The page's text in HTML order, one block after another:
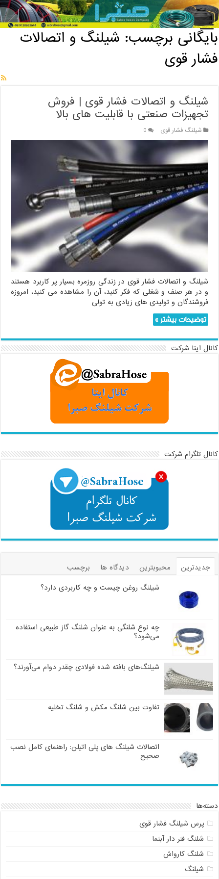
خانه / بایگانی برچسب: شیلنگ و اتصالات فشار قوی
بایگانی برچسب: شیلنگ و اتصالات
فشار قوی
شیلنگ و اتصالات فشار قوی | فروش
تجهیزات صنعتی با قابلیت های بالا
شیلنگ فشار قوی 0
شیلنگ و اتصالات فشار قوی در زندگی روزمره بسیار پر کاربرد هستند
و در هر صنف و شغلی که فکر کنید، آن را مشاهده می کنید، امروزه
فروشندگان و تولیدی های زیادی به تولی
توضیحات بیشتر »
کانال ایتا شرکت
کانال تلگرام شرکت
جدیدترین محبوبترین دیدگاه ها
برچسب
شیلنگ روغن چیست و چه کاربردی دارد؟
چه نوع شلنگی به عنوان شلنگ گاز طبیعی استفاده
می‌شود؟
شیلنگ‌های بافته شده فولادی چقدر دوام می‌آورند؟
تفاوت بین شلنگ مکش و شلنگ تخلیه
اتصالات شیلنگ های پلی اتیلن: راهنمای کامل نصب
صحیح
دسته‌ها
پرس شیلنگ فشار قوی
شلنگ فنر دار آبنما
شلنگ کارواش
شیلنگ